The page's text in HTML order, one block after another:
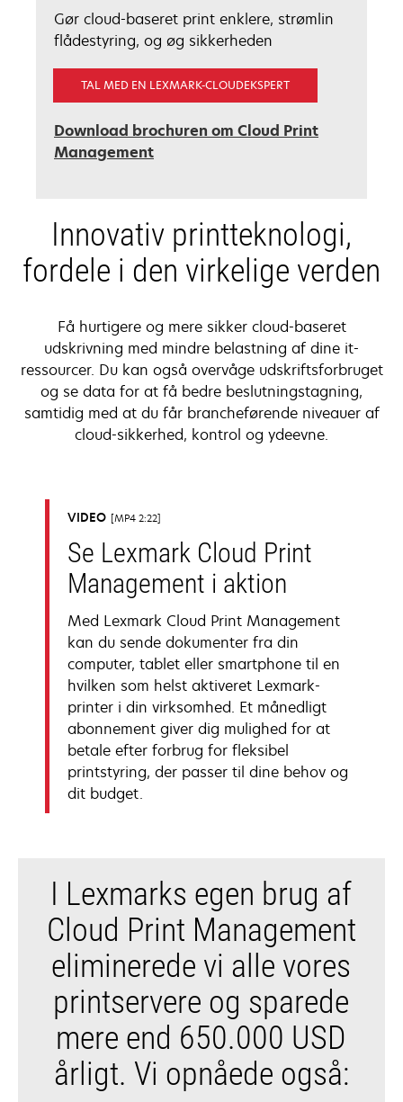
Gør cloud-baseret print enklere, strømlin
flådestyring, og øg sikkerheden
TAL MED EN LEXMARK-CLOUDEKSPERT
Download brochuren om Cloud Print
Managementopens
tab
Innovativ printteknologi,
fordele i den virkelige verden
Få hurtigere og mere sikker cloud-baseret
udskrivning med mindre belastning af dine it-
ressourcer. Du kan også overvåge udskriftsforbruget
og se data for at få bedre beslutningstagning,
samtidig med at du får brancheførende niveauer af
cloud-sikkerhed, kontrol og ydeevne.
VIDEO MP4 2:22
Se Lexmark Cloud Print
Management i aktion
Med Lexmark Cloud Print Management
kan du sende dokumenter fra din
computer, tablet eller smartphone til en
hvilken som helst aktiveret Lexmark-
printer i din virksomhed. Et månedligt
abonnement giver dig mulighed for at
betale efter forbrug for fleksibel
printstyring, der passer til dine behov og
dit budget.
I Lexmarks egen brug af
Cloud Print Management
eliminerede vi alle vores
printservere og sparede
mere end 650.000 USD
årligt. Vi opnåede også: